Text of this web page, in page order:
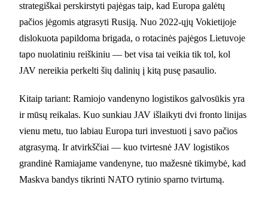
strategiškai perskirstyti pajėgas taip, kad Europa galėtų
pačios jėgomis atgrasyti Rusiją. Nuo 2022-ųjų Vokietijoje
dislokuota papildoma brigada, o rotacinės pajėgos Lietuvoje
tapo nuolatiniu reiškiniu — bet visa tai veikia tik tol, kol
JAV nereikia perkelti šių dalinių į kitą pusę pasaulio.
Kitaip tariant: Ramiojo vandenyno logistikos galvosūkis yra
ir mūsų reikalas. Kuo sunkiau JAV išlaikyti dvi fronto linijas
vienu metu, tuo labiau Europa turi investuoti į savo pačios
atgrasymą. Ir atvirkščiai — kuo tvirtesnė JAV logistikos
grandinė Ramiajame vandenyne, tuo mažesnė tikimybė, kad
Maskva bandys tikrinti NATO rytinio sparno tvirtumą.